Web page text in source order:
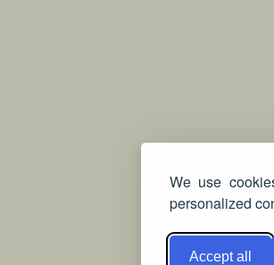
We use
personalized
Accept all